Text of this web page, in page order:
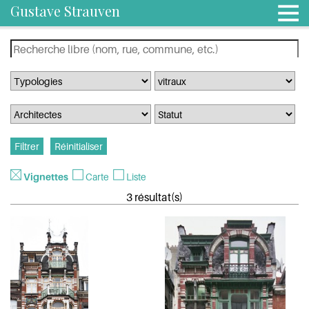
Gustave Strauven
Vignettes Carte Liste
3 résultat(s)